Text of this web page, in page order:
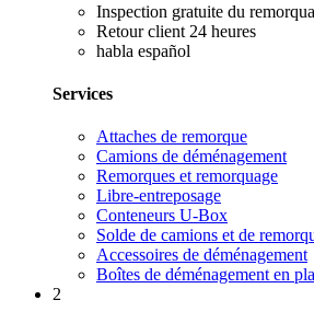
Inspection gratuite du
Retour client 24 heures
habla español
Services
Attaches de remorque
Camions de déménagement
Remorques et remorquage
Libre-entreposage
Conteneurs U-Box
Solde de camions et de
Accessoires de déménagement
Boîtes de déménagement en
2